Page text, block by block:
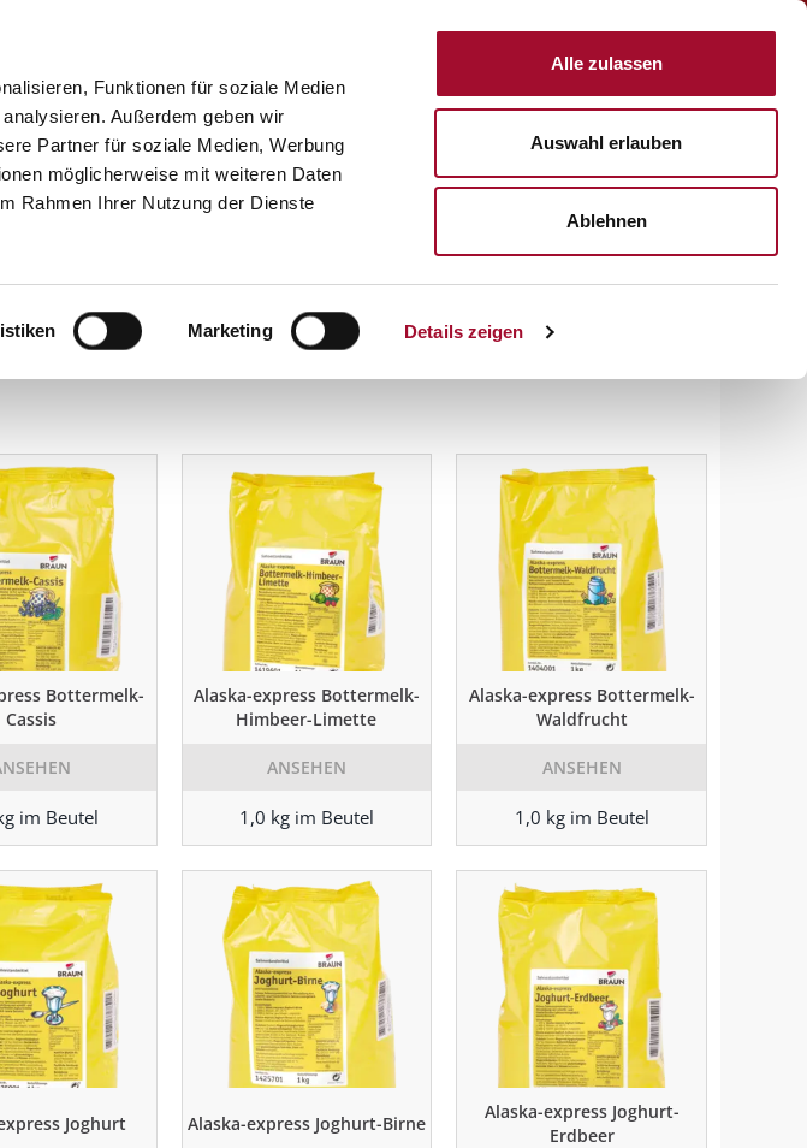
Funktionen für soziale Medien
Außerdem geben wir
Partner für soziale Medien, Werbung
möglicherweise mit weiteren Daten
Rahmen Ihrer Nutzung der Dienste
Marketing Details zeigen
Alle zulassen
Auswahl erlauben
Ablehnen
GRUPPE PRODUKTE SERVICE ÜBER UNS KARRIERE
Bottermelk-
Cassis
im Beutel
Alaska-express Bottermelk-
Himbeer-Limette
ANSEHEN
1,0 kg im Beutel
Alaska-express Bottermelk-
Waldfrucht
ANSEHEN
1,0 kg im Beutel
Joghurt Alaska-express Joghurt-Birne
Alaska-express Joghurt-
Erdbeer